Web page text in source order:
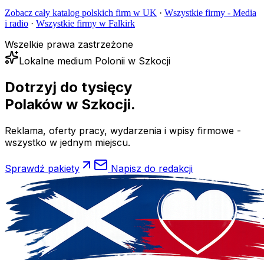
Zobacz cały katalog polskich firm w UK · Wszystkie firmy - Media
i radio · Wszystkie firmy w Falkirk
Wszelkie prawa zastrzeżone
Lokalne medium Polonii w Szkocji
Dotrzyj do tysięcy
Polaków w Szkocji.
Reklama, oferty pracy, wydarzenia i wpisy firmowe -
wszystko w jednym miejscu.
Sprawdź pakiety Napisz do redakcji